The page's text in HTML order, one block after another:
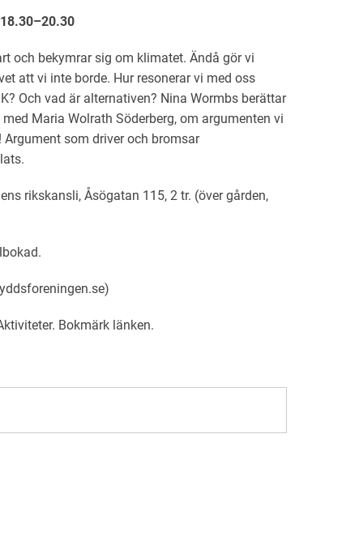
18.30–20.30
och bekymrar sig om klimatet. Ändå gör vi
att vi inte borde. Hur resonerar vi med oss
Och vad är alternativen? Nina Wormbs berättar
Maria Wolrath Söderberg, om argumenten vi
Argument som driver och bromsar
rikskansli, Åsögatan 115, 2 tr. (över gården,
. Bokmärk länken.